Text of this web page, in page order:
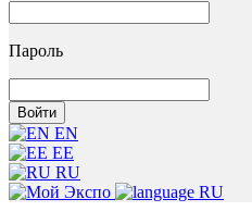
Пароль
EN
EE
RU
RU